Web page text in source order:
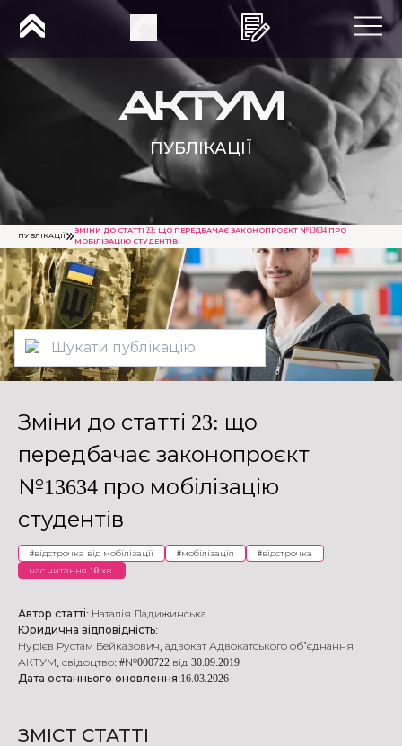
ПУБЛІКАЦІЇ
ПУБЛІКАЦІЇ
ЗМІНИ ДО СТАТТІ 23: ЩО ПЕРЕДБАЧАЄ ЗАКОНОПРОЄКТ №13634 ПРО
МОБІЛІЗАЦІЮ СТУДЕНТІВ
Зміни до статті 23: що
передбачає законопроєкт
№13634 про мобілізацію
студентів
#відстрочка від мобілізації #мобілізація #відстрочка
час читання 10 хв.
Автор статті: Наталія Ладижинська
Юридична відповідність:
Нурієв Рустам Бейказович, адвокат Адвокатського об’єднання
АКТУМ, свідоцтво: #№000722 від 30.09.2019
Дата останнього оновлення:16.03.2026
ЗМІСТ СТАТТІ